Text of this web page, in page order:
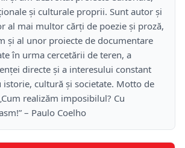
și culturale proprii. Sunt autor și
al mai multor cărți de poezie și proză,
și al unor proiecte de documentare
în urma cercetării de teren, a
directe și a interesului constant
istorie, cultură și societate. Motto de
realizăm imposibilul? Cu
– Paulo Coelho